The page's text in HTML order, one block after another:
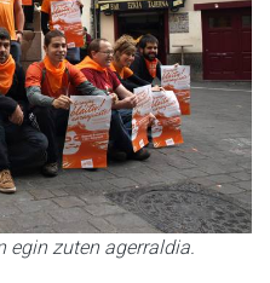
egin zuten agerraldia.